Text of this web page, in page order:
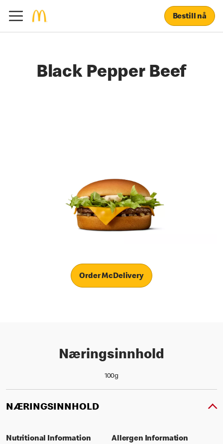
Bestill nå
Black Pepper Beef
Order McDelivery
Næringsinnhold
100g
NÆRINGSINNHOLD
Nutritional Information Allergen Information